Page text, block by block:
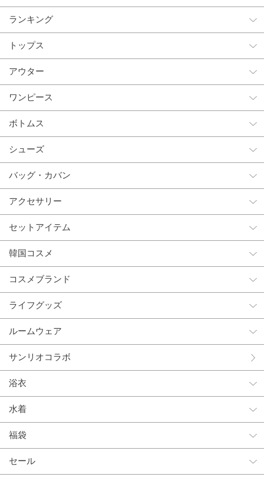
ランキング
トップス
アウター
ワンピース
ボトムス
シューズ
バッグ・カバン
アクセサリー
セットアイテム
韓国コスメ
コスメブランド
ライフグッズ
ルームウェア
サンリオコラボ
浴衣
水着
福袋
セール